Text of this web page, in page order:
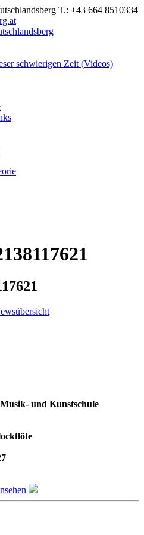
T.: +43 664 8510334
schwierigen Zeit (Videos)
und Kunstschule